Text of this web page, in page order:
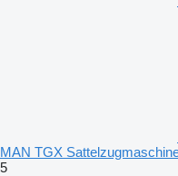
MAN TGX
5